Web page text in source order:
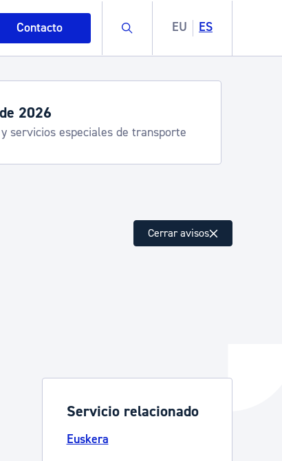
Contacto Buscar EU ES
medioambiente
2026
servicios especiales de transporte
Cerrar avisos
Servicio relacionado
Euskera